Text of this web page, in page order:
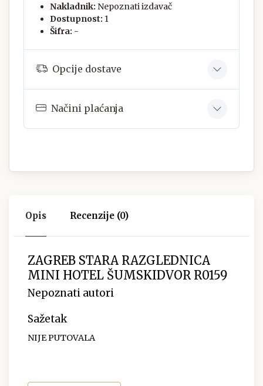
Nakladnik: Nepoznati izdavač
Dostupnost: 1
Šifra: -
Opcije dostave
Načini plaćanja
Opis Recenzije (0)
ZAGREB STARA RAZGLEDNICA
MINI HOTEL ŠUMSKIDVOR R0159
Nepoznati autori
Sažetak
NIJE PUTOVALA